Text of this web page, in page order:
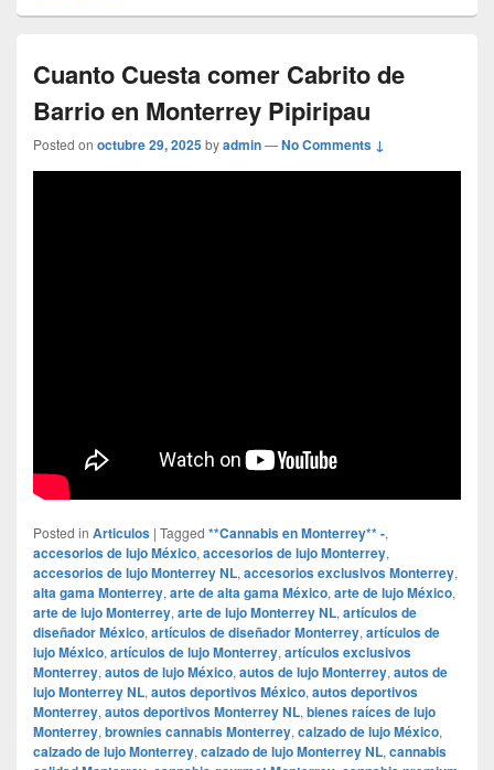
Cuanto Cuesta comer Cabrito de
Barrio en Monterrey Pipiripau
Posted on octubre 29, 2025byadmin—No Comments ↓
Posted in Articulos | Tagged **Cannabis en Monterrey** -,
accesorios de lujo México, accesorios de lujo Monterrey,
accesorios de lujo Monterrey NL, accesorios exclusivos Monterrey,
alta gama Monterrey, arte de alta gama México, arte de lujo México,
arte de lujo Monterrey, arte de lujo Monterrey NL, artículos de
diseñador México, artículos de diseñador Monterrey, artículos de
lujo México, artículos de lujo Monterrey, artículos exclusivos
Monterrey, autos de lujo México, autos de lujo Monterrey, autos de
lujo Monterrey NL, autos deportivos México, autos deportivos
Monterrey, autos deportivos Monterrey NL, bienes raíces de lujo
Monterrey, brownies cannabis Monterrey, calzado de lujo México,
calzado de lujo Monterrey, calzado de lujo Monterrey NL, cannabis